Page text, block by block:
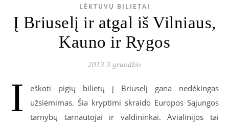
LĖKTUVŲ BILIETAI
Į Briuselį ir atgal iš Vilniaus,
Kauno ir Rygos
2013 3 gruodžio
I
eškoti pigių bilietų į Briuselį gana nedėkingas
užsiėmimas. Šia kryptimi skraido Europos Sąjungos
tarnybų tarnautojai ir valdininkai. Avialinijos tai